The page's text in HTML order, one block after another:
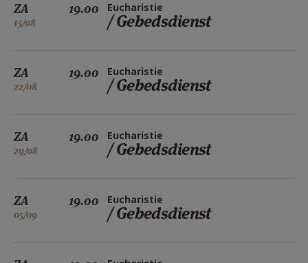
ZA
15/08
19.00 Eucharistie
/ Gebedsdienst
ZA
22/08
19.00 Eucharistie
/ Gebedsdienst
ZA
29/08
19.00 Eucharistie
/ Gebedsdienst
ZA
05/09
19.00 Eucharistie
/ Gebedsdienst